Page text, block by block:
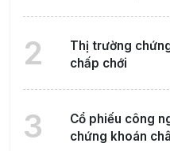
2
Thị trường
chấp chới
3
Cổ phiếu công
chứng khoán